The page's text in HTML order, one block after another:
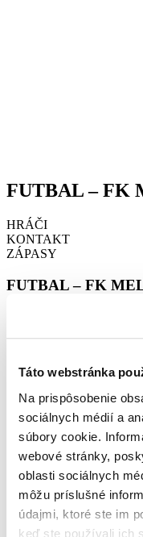
Táto webstránka
Na prispôsobenie
sociálnych médií a
súbory cookie.
webové stránky,
oblasti sociálnych
môžu príslušné
údajmi, ktoré ste im
keď ste používali ich
FUTBAL – FK
HRÁČI
KONTAKT
ZÁPASY
FUTBAL – FK